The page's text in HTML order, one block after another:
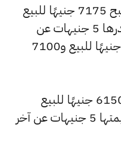
وشهد سعر عيار 21 ارتفاعًا ليصبح 7175 جنيهًا للبيع
و7105 جنيهًا للشراء، بزيادة قدرها 5 جنيهات عن
السعر السابق الذي بلغ 7170 جنيهًا للبيع و7100
وارتفع سعر عيار 18 ليصل إلى 6150 جنيهًا للبيع
و6090 جنيهًا للشراء، بزيادة قيمتها 5 جنيهات عن آخر